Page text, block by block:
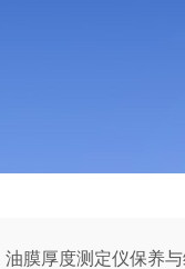
油膜厚度测定仪保养